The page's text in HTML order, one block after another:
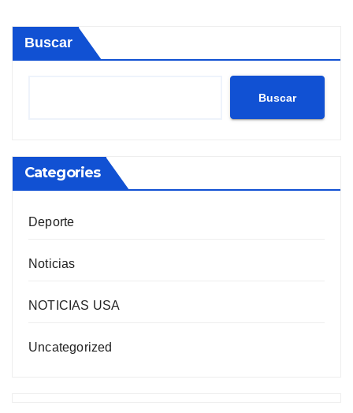
Buscar
Buscar
Categories
Deporte
Noticias
NOTICIAS USA
Uncategorized